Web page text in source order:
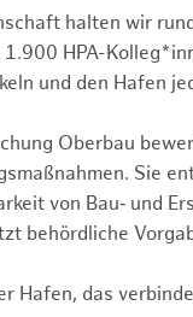
halten wir
HPA-
und den Hafen
Oberbau
Sie
von Bau‑ und
behördliche
Hafen, das